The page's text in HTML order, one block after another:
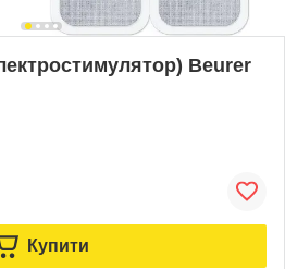
Beurer
Купити